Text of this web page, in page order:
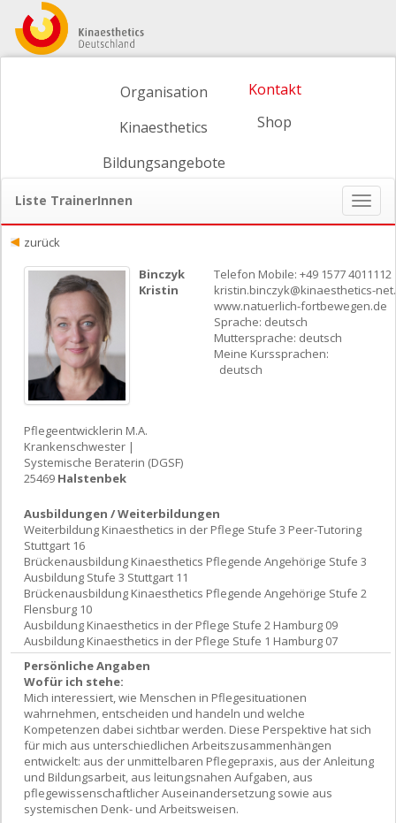
Organisation
Kinaesthetics
Bildungsangebote
Kontakt
Shop
Liste TrainerInnen
ein-/
zurück
Binczyk
Kristin
Pflegeentwicklerin M.A.
Krankenschwester |
Systemische Beraterin (DGSF)
25469 Halstenbek
Telefon Mobile: +49 1577 4011112
kristin.binczyk@kinaesthetics-
www.natuerlich-fortbewegen.de
Sprache: deutsch
Muttersprache: deutsch
Meine Kurssprachen:
deutsch
Ausbildungen / Weiterbildungen
Weiterbildung Kinaesthetics in der Pflege Stufe 3 Peer-Tutoring
Stuttgart 16
Brückenausbildung Kinaesthetics Pflegende Angehörige Stufe 3
Ausbildung Stufe 3 Stuttgart 11
Brückenausbildung Kinaesthetics Pflegende Angehörige Stufe 2
Flensburg 10
Ausbildung Kinaesthetics in der Pflege Stufe 2 Hamburg 09
Ausbildung Kinaesthetics in der Pflege Stufe 1 Hamburg 07
Persönliche Angaben
Wofür ich stehe:
Mich interessiert, wie Menschen in Pflegesituationen
wahrnehmen, entscheiden und handeln und welche
Kompetenzen dabei sichtbar werden. Diese Perspektive hat sich
für mich aus unterschiedlichen Arbeitszusammenhängen
entwickelt: aus der unmittelbaren Pflegepraxis, aus der Anleitung
und Bildungsarbeit, aus leitungsnahen Aufgaben, aus
pflegewissenschaftlicher Auseinandersetzung sowie aus
systemischen Denk- und Arbeitsweisen.